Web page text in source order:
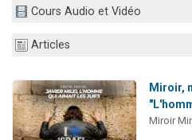
Ariel vient de
6 personnes viennent de faire
Cours Audio et Vidéo
Articles
Miroir,
Miroir